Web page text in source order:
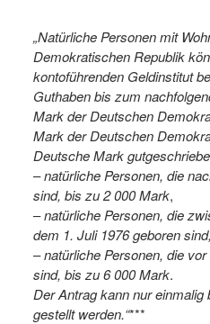
„Natürliche Personen mit
Demokratischen Republik
kontoführenden Geldinstitut
Guthaben bis zum
Mark der Deutschen
Mark der Deutschen
Deutsche Mark
–natürliche Personen, die
sind, bis zu 2 000 Mark,
–natürliche Personen, die
dem 1. Juli 1976 geboren
–natürliche Personen, die
sind, bis zu 6 000 Mark.
Der Antrag kann nur einmalig
gestellt werden.“***